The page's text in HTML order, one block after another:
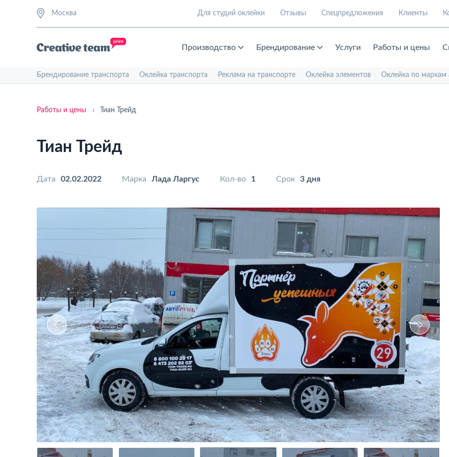
Москва Для студий оклейки Отзывы Спецпредложения Клиенты
Производство Брендирование Услуги Работы и цены
Брендирование транспорта Оклейка транспорта Реклама на транспорте Оклейка элементов Оклейка по маркам
Работы и цены › Тиан Трейд
Тиан Трейд
Дата 02.02.2022 Марка Лада Ларгус Кол-во 1 Срок 3 дня